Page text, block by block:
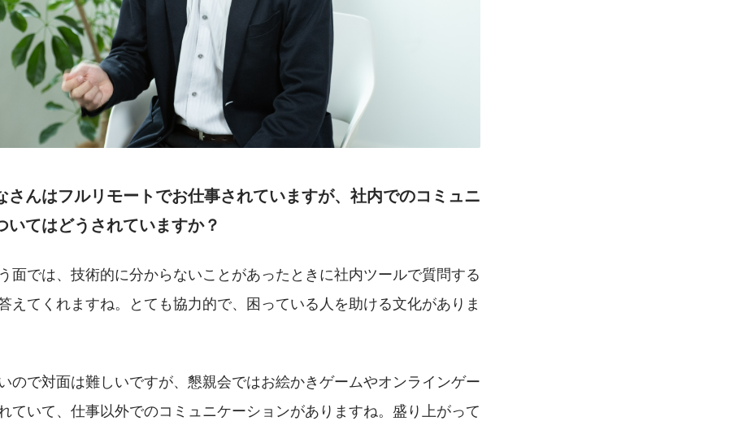
さんはフルリモートでお仕事されていますが、社内でのコミュニ
いてはどうされていますか？
面では、技術的に分からないことがあったときに社内ツールで質問する
えてくれますね。とても協力的で、困っている人を助ける文化がありま
ので対面は難しいですが、懇親会ではお絵かきゲームやオンラインゲー
ていて、仕事以外でのコミュニケーションがありますね。盛り上がって